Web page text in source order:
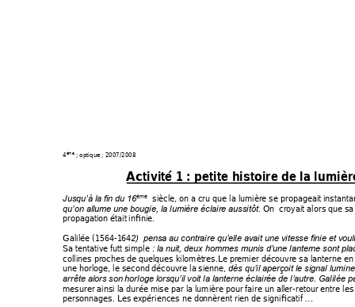
4ème ; optique ; 2007/2008
Activité 1 : petite histoire de la l
Jusqu’à la fin du 16ème siècle, on a cru que la lumière se propageait instant
qu’on allume une bougie, la lumière éclaire aussitôt. On  croyait alors que
propagation était infinie.
Galilée (1564-1642) pensa au contraire qu’elle avait une vitesse finie et vo
Sa tentative futt simple : la nuit, deux hommes munis d’une lanterne sont
collines proches de quelques kilomètres.Le premier découvre sa lanterne
une horloge, le second découvre la sienne, dès qu’il aperçoit le signal
arrête alors son horloge lorsqu’il voit la lanterne éclairée de l’autre. Galilée
mesurer ainsi la durée mise par la lumière pour faire un aller-retour entre
personnages. Les expériences ne donnèrent rien de significatif …